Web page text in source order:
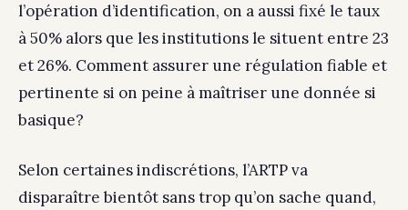
l’opération d’identification, on a aussi fixé le taux
à 50% alors que les institutions le situent entre 23
et 26%. Comment assurer une régulation fiable et
pertinente si on peine à maîtriser une donnée si
basique?
Selon certaines indiscrétions, l’ARTP va
disparaître bientôt sans trop qu’on sache quand,